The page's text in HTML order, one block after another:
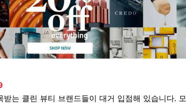
받는 클린 뷰티 브랜드들이 대거 입점해 있습니다.